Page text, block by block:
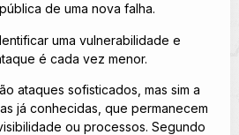
de uma nova falha.
uma vulnerabilidade e
é cada vez menor.
ataques sofisticados, mas sim a
já conhecidas, que permanecem
ou processos. Segundo